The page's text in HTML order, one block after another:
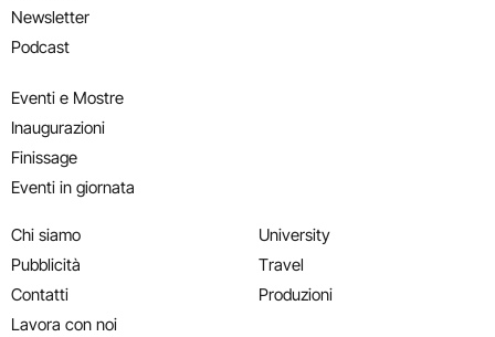
Newsletter
Podcast
Eventi e Mostre
Inaugurazioni
Finissage
Eventi in giornata
Chi siamo
Pubblicità
Contatti
Lavora con noi
University
Travel
Produzioni